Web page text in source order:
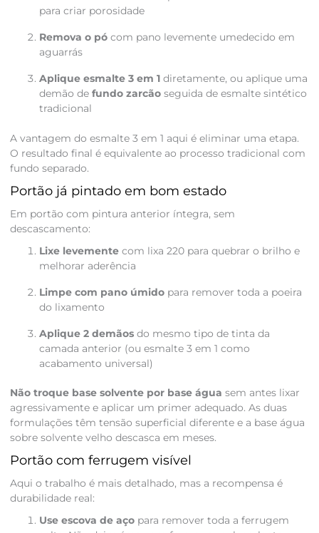
para criar porosidade
Remova o pócom pano levemente umedecido em
aguarrás
Aplique esmalte 3 em 1diretamente, ou aplique uma
demão de fundo zarcãoseguida de esmalte sintético
tradicional
A vantagem do esmalte 3 em 1 aqui é eliminar uma etapa.
O resultado final é equivalente ao processo tradicional com
fundo separado.
Portão já pintado em bom estado
Em portão com pintura anterior íntegra, sem
descascamento:
Lixe levementecom lixa 220 para quebrar o brilho e
melhorar aderência
Limpe com pano úmidopara remover toda a poeira
do lixamento
Aplique 2 demãosdo mesmo tipo de tinta da
camada anterior (ou esmalte 3 em 1 como
acabamento universal)
Não troque base solvente por base água sem antes lixar
agressivamente e aplicar um primer adequado. As duas
formulações têm tensão superficial diferente e a base água
sobre solvente velho descasca em meses.
Portão com ferrugem visível
Aqui o trabalho é mais detalhado, mas a recompensa é
durabilidade real:
Use escova de açopara remover toda a ferrugem